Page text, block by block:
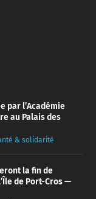
par l’Académie
au Palais des
& solidarité
la fin de
de Port-Cros —